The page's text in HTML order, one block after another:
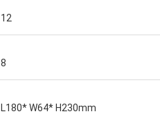
12
8
L180* W64* H230mm